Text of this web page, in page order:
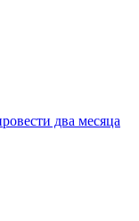
два месяца